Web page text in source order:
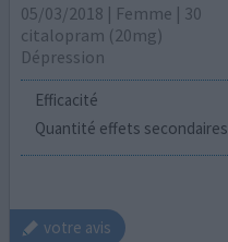
05/03/2018 | Femme | 30
citalopram (20mg)
Dépression
Efficacité
Quantité effets secondaires
votre avis